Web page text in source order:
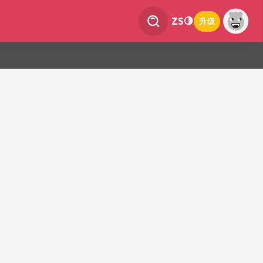
ZS 升级